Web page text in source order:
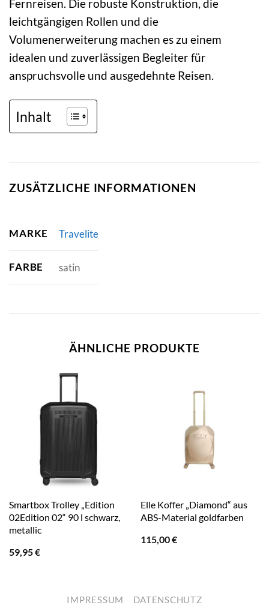
Fernreisen. Die robuste Konstruktion, die
leichtgängigen Rollen und die
Volumenerweiterung machen es zu einem
idealen und zuverlässigen Begleiter für
anspruchsvolle und ausgedehnte Reisen.
Inhalt
ZUSÄTZLICHE INFORMATIONEN
MARKE Travelite
FARBE satin
ÄHNLICHE PRODUKTE
Smartbox Trolley „Edition
02Edition 02“ 90 l schwarz,
metallic
59,95€
Elle Koffer „Diamond“ aus
ABS-Material goldfarben
115,00€
IMPRESSUM DATENSCHUTZ